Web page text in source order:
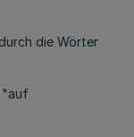
die Wörter
"auf